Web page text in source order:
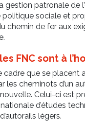
gestion patronale de
politique sociale et
chemin de fer aux
FNC sont à
cadre que se placent
les cheminots d’un
Celui-ci est
d’études
légers.